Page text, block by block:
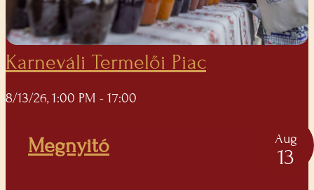
Karneváli Termelői Piac
8/13/26, 1:00 PM - 17:00
Megnyitó Aug
13